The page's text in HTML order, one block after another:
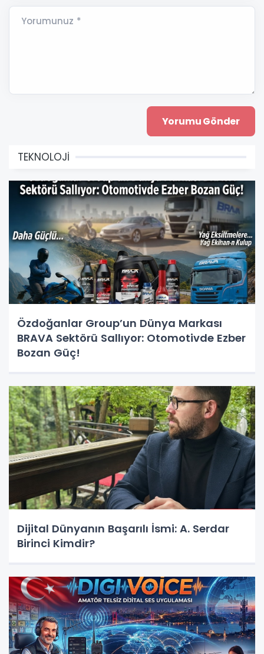
Yorumunuz *
TEKNOLOJİ
Özdoğanlar Group’un Dünya Markası
BRAVA Sektörü Sallıyor: Otomotivde Ezber
Bozan Güç!
Dijital Dünyanın Başarılı İsmi: A. Serdar
Birinci Kimdir?